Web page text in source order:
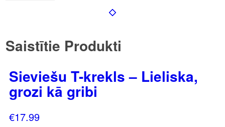
Saistītie Produkti
Sieviešu T-krekls – Lieliska,
grozi kā gribi
€17.99